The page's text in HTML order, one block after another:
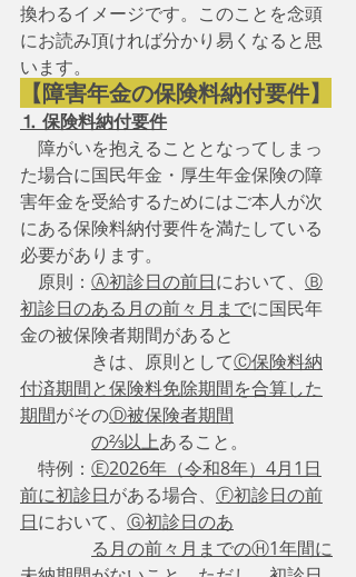
換わるイメージです。このことを念頭
にお読み頂ければ分かり易くなると思
います。
【障害年金の保険料納付要件】
⒈ 保険料納付要件
障がいを抱えることとなってしまっ
た場合に国民年金・厚生年金保険の障
害年金を受給するためにはご本人が次
にある保険料納付要件を満たしている
必要があります。
原則： Ⓐ初診日の前日において、 Ⓑ
初診日のある月の前々月までに国民年
金の被保険者期間があると
きは、原則としてⒸ保険料納
付済期間と保険料免除期間を合算した
期間がそのⒹ被保険者期間
の⅔以上あること。
特例： Ⓔ2026年（令和8年）4月1日
前に初診日がある場合、 Ⓕ初診日の前
日において、 Ⓖ初診日のあ
る月の前々月までのⒽ1年間に